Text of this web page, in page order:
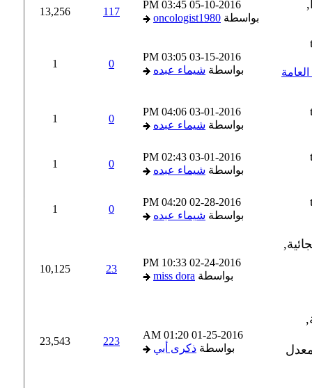
05-10-2016
03:45 PM
بواسطةoncologist1980
117
13,256
03-15-2016
03:05 PM
بواسطةشيماء عبده
03-01-2016
04:06 PM
بواسطةشيماء عبده
03-01-2016
02:43 PM
بواسطةشيماء عبده
02-28-2016
04:20 PM
بواسطةشيماء عبده
02-24-2016
10:33 PM
بواسطةmiss dora
23
10,125
01-25-2016
01:20 AM
بواسطةذكرى أبي
223
23,543